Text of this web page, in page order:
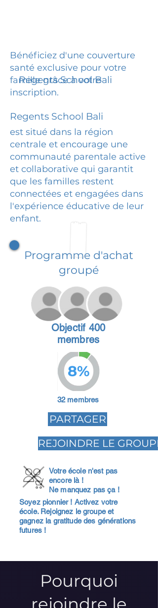
Bénéficiez d'une couverture
santé exclusive pour votre
famille grâce à votre
inscription.
Regents School Bali
Regents School Bali
est situé dans la région
centrale et encourage une
communauté parentale active
et collaborative qui garantit
que les familles restent
connectées et engagées dans
l'expérience éducative de leur
enfant.
Programme d'achat
groupé
Objectif 400
membres
8%
32 membres
PARTAGER
REJOINDRE LE GROUPE
Votre école n'est pas
encore là !
Ne manquez pas ça !
Soyez pionnier ! Activez votre
école. Rejoignez le groupe et
gagnez la gratitude des générations
futures !
Pourquoi